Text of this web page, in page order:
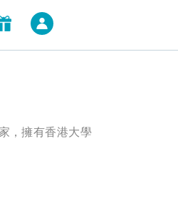
，擁有香港大學